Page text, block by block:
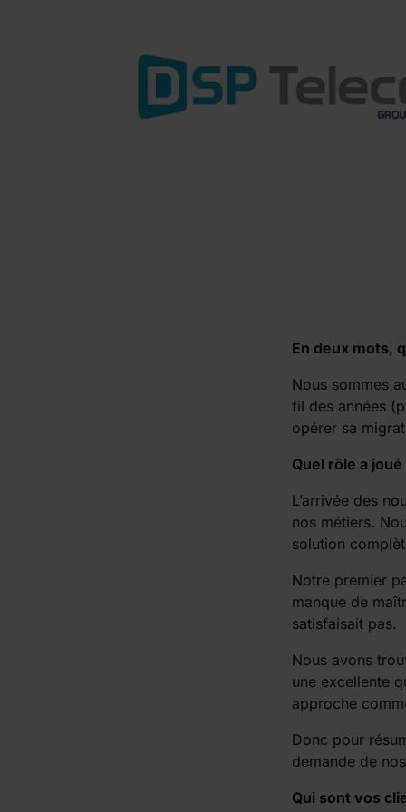
En deux mots,
Nous sommes
fil des années
opérer sa
Quel rôle a
L’arrivée des
nos métiers.
solution
Notre premier
manque de
satisfaisait pas.
Nous avons
une excellente
approche
Donc pour
demande de
Qui sont vos